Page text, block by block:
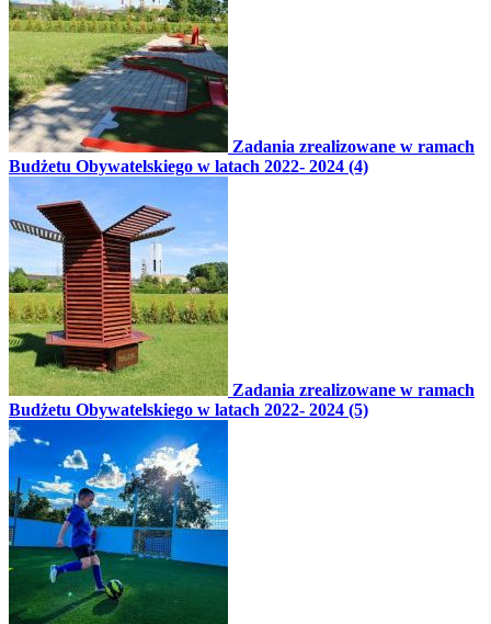
Zadania zrealizowane w ramach
Budżetu Obywatelskiego w latach 2022- 2024 (4)
Zadania zrealizowane w ramach
Budżetu Obywatelskiego w latach 2022- 2024 (5)